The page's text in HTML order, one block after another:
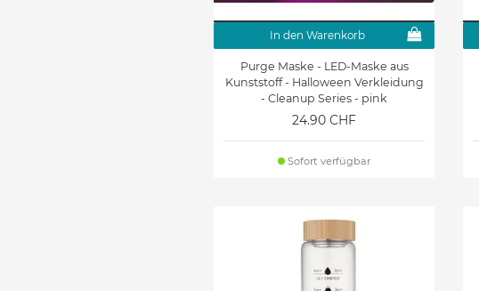
In den Warenkorb
Purge Maske - LED-Maske aus
Kunststoff - Halloween Verkleidung
- Cleanup Series - pink
24.90 CHF
Sofort verfügbar